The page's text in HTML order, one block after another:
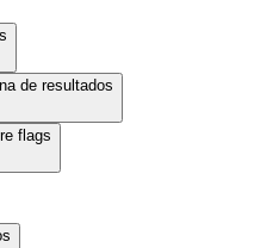
de resultados
flags